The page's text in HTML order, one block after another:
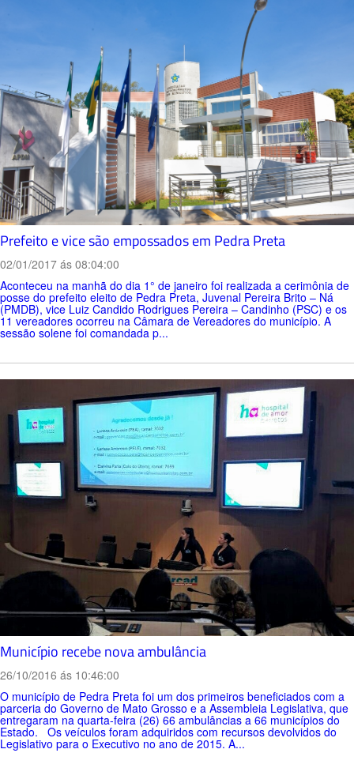
Prefeito e vice são empossados em Pedra Preta
02/01/2017 ás 08:04:00
Aconteceu na manhã do dia 1° de janeiro foi realizada a cerimônia de
posse do prefeito eleito de Pedra Preta, Juvenal Pereira Brito – Ná
(PMDB), vice Luiz Candido Rodrigues Pereira – Candinho (PSC) e os
11 vereadores ocorreu na Câmara de Vereadores do município. A
sessão solene foi comandada p...
Município recebe nova ambulância
26/10/2016 ás 10:46:00
O município de Pedra Preta foi um dos primeiros beneficiados com a
parceria do Governo de Mato Grosso e a Assembleia Legislativa, que
entregaram na quarta-feira (26) 66 ambulâncias a 66 municípios do
Estado. Os veículos foram adquiridos com recursos devolvidos do
Legislativo para o Executivo no ano de 2015. A...